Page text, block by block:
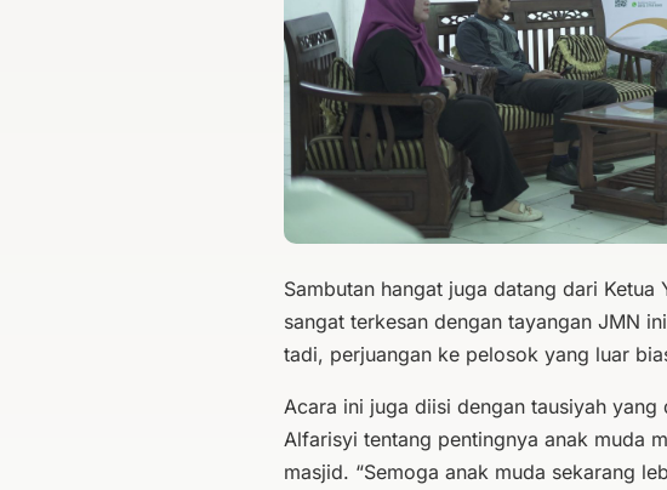
Sambutan hangat juga datang dari Ketua
sangat terkesan dengan tayangan JMN
tadi, perjuangan ke pelosok yang luar
Acara ini juga diisi dengan tausiyah yang
Alfarisyi tentang pentingnya anak muda
masjid. “Semoga anak muda sekarang